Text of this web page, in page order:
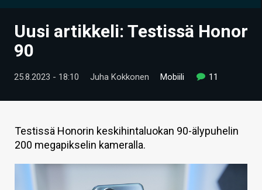
UUTISET
TIETOA
HINTA.FI
Uusi artikkeli: Testissä Honor
90
25.8.2023 - 18:10 Juha Kokkonen Mobiili 11
Testissä Honorin keskihintaluokan 90-älypuhelin
200 megapikselin kameralla.